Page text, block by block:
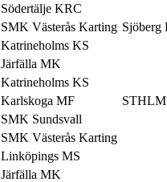
Södertälje KRC
SMK Västerås Karting Sjöberg
Katrineholms KS
Järfälla MK
Katrineholms KS
Karlskoga MF
SMK Sundsvall
SMK Västerås Karting
Linköpings MS
Järfälla MK